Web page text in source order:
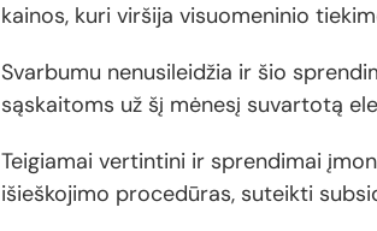
kainos, kuri viršija visuomeninio
Svarbumu nenusileidžia ir šio
sąskaitoms už šį mėnesį suvartotą
Teigiamai vertintini ir sprendimai
išieškojimo procedūras, suteikti